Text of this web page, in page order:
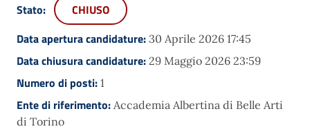
Stato:
CHIUSO
Data apertura candidature: 30 Aprile 2026 17:45
Data chiusura candidature: 29 Maggio 2026 23:59
Numero di posti: 1
Ente di riferimento: Accademia Albertina di Belle Arti
di Torino